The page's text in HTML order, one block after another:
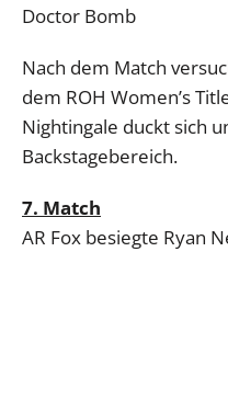
Doctor Bomb
Nach dem Match
dem ROH Women’s
Nightingale duckt sich
Backstagebereich.
7. Match
AR Fox besiegte Ryan